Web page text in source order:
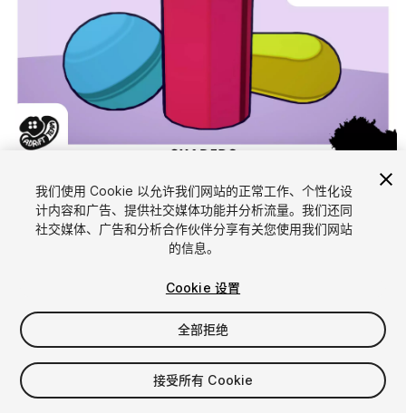
1/6
$7.50
增值税将在结算时计算
我们使用 Cookie 以允许我们网站的正常工作、个性化设
计内容和广告、提供社交媒体功能并分析流量。我们还同
社交媒体、广告和分析合作伙伴分享有关您使用我们网站
的信息。
Cookie 设置
全部拒绝
接受所有 Cookie